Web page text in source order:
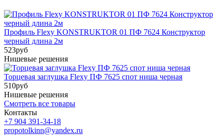
Профиль Flexy KONSTRUKTOR 01 ПФ 7624 Конструктор
черный длина 2м
523руб
Нишевые решения
Торцевая заглушка Flexy ПФ 7625 спот ниша черная
510руб
Нишевые решения
Смотреть все товары
Контакты
+7 904 391-34-18
propotolkinn@yandex.ru